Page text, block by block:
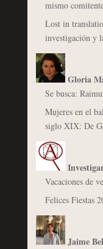
mismo
Lost in
investigación y
Gloria
Se busca:
Mujeres en el
siglo XIX: De
Vacaciones de
Felices Fiestas
Jaime